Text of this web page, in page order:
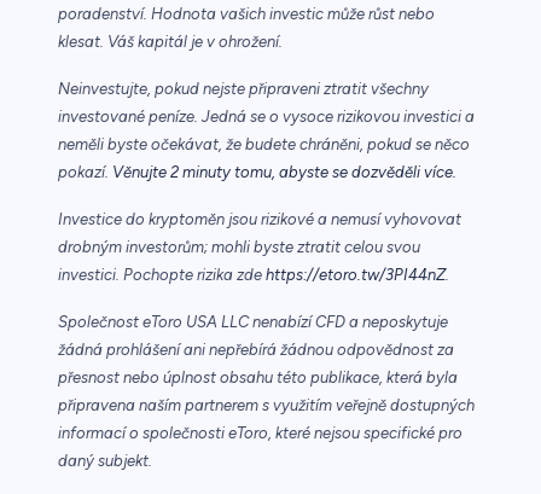
poradenství. Hodnota vašich investic může růst nebo
klesat. Váš kapitál je v ohrožení.
Neinvestujte, pokud nejste připraveni ztratit všechny
investované peníze. Jedná se o vysoce rizikovou investici a
neměli byste očekávat, že budete chráněni, pokud se něco
pokazí. Věnujte 2 minuty tomu, abyste se dozvěděli více.
Investice do kryptoměn jsou rizikové a nemusí vyhovovat
drobným investorům; mohli byste ztratit celou svou
investici. Pochopte rizika zde https://etoro.tw/3PI44nZ.
Společnost eToro USA LLC nenabízí CFD a neposkytuje
žádná prohlášení ani nepřebírá žádnou odpovědnost za
přesnost nebo úplnost obsahu této publikace, která byla
připravena naším partnerem s využitím veřejně dostupných
informací o společnosti eToro, které nejsou specifické pro
daný subjekt.